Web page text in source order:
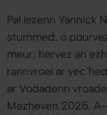
Pal lezenn Yannick
stummed, o
meur, hervez an
rannvroel ar
ar Vodadenn
Mezheven 2025.